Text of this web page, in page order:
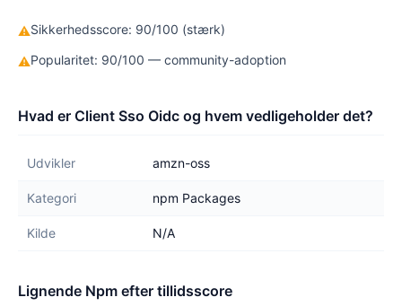
⚠Sikkerhedsscore: 90/100 (stærk)
⚠Popularitet: 90/100 — community-adoption
Hvad er Client Sso Oidc og hvem vedligeholder det?
Udvikler amzn-oss
Kategori npm Packages
Kilde N/A
Lignende Npm efter tillidsscore